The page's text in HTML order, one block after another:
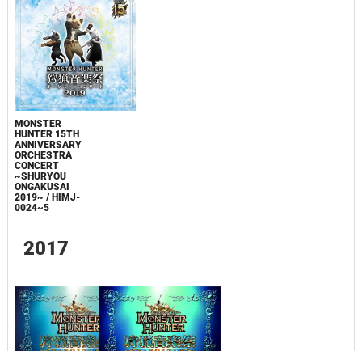
MONSTER
HUNTER 15TH
ANNIVERSARY
ORCHESTRA
CONCERT
~SHURYOU
ONGAKUSAI
2019~ / HIMJ-
0024~5
2017